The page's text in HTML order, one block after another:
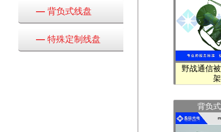
— 背负式线盘
— 特殊定制线盘
野战通信
架
背负